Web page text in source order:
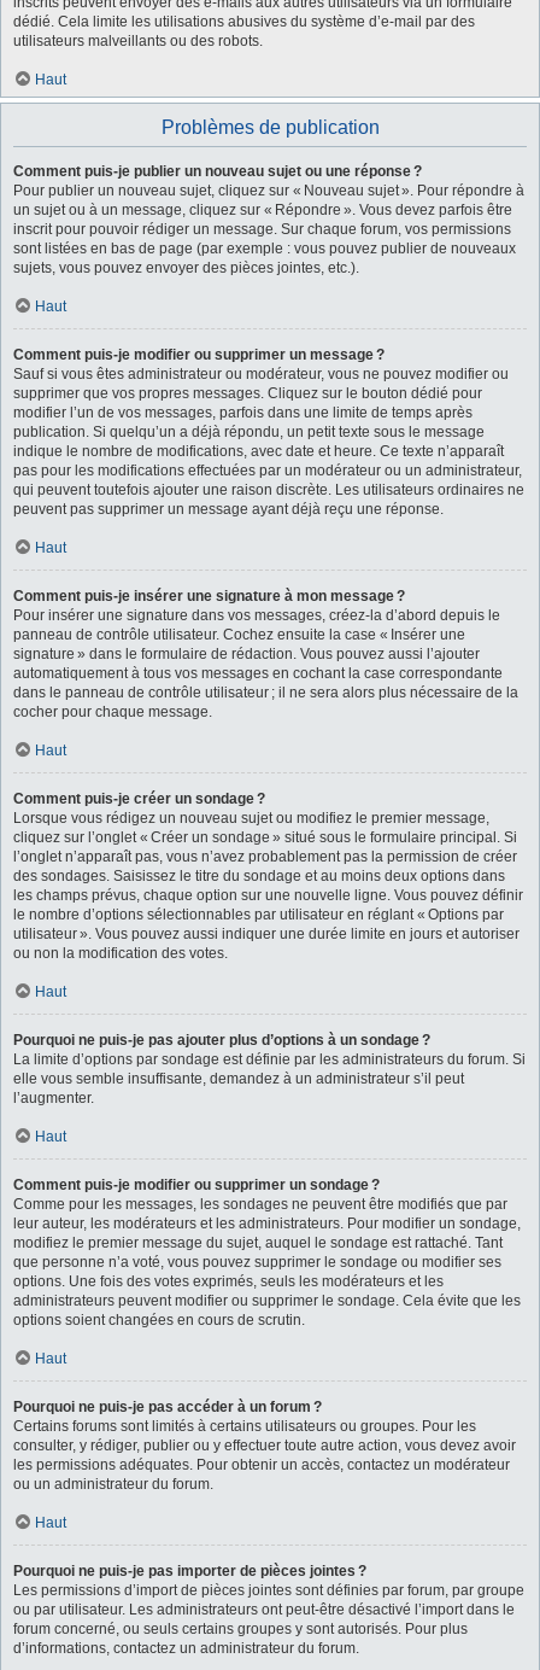
dédié. Cela limite les utilisations abusives du système d’e-mail par des
utilisateurs malveillants ou des robots.
Haut
Problèmes de publication
Comment puis-je publier un nouveau sujet ou une réponse ?
Pour publier un nouveau sujet, cliquez sur « Nouveau sujet ». Pour répondre à
un sujet ou à un message, cliquez sur « Répondre ». Vous devez parfois être
inscrit pour pouvoir rédiger un message. Sur chaque forum, vos permissions
sont listées en bas de page (par exemple : vous pouvez publier de nouveaux
sujets, vous pouvez envoyer des pièces jointes, etc.).
Haut
Comment puis-je modifier ou supprimer un message ?
Sauf si vous êtes administrateur ou modérateur, vous ne pouvez modifier ou
supprimer que vos propres messages. Cliquez sur le bouton dédié pour
modifier l’un de vos messages, parfois dans une limite de temps après
publication. Si quelqu’un a déjà répondu, un petit texte sous le message
indique le nombre de modifications, avec date et heure. Ce texte n’apparaît
pas pour les modifications effectuées par un modérateur ou un administrateur,
qui peuvent toutefois ajouter une raison discrète. Les utilisateurs ordinaires ne
peuvent pas supprimer un message ayant déjà reçu une réponse.
Haut
Comment puis-je insérer une signature à mon message ?
Pour insérer une signature dans vos messages, créez-la d’abord depuis le
panneau de contrôle utilisateur. Cochez ensuite la case « Insérer une
signature » dans le formulaire de rédaction. Vous pouvez aussi l’ajouter
automatiquement à tous vos messages en cochant la case correspondante
dans le panneau de contrôle utilisateur ; il ne sera alors plus nécessaire de la
cocher pour chaque message.
Haut
Comment puis-je créer un sondage ?
Lorsque vous rédigez un nouveau sujet ou modifiez le premier message,
cliquez sur l’onglet « Créer un sondage » situé sous le formulaire principal. Si
l’onglet n’apparaît pas, vous n’avez probablement pas la permission de créer
des sondages. Saisissez le titre du sondage et au moins deux options dans
les champs prévus, chaque option sur une nouvelle ligne. Vous pouvez définir
le nombre d’options sélectionnables par utilisateur en réglant « Options par
utilisateur ». Vous pouvez aussi indiquer une durée limite en jours et autoriser
ou non la modification des votes.
Haut
Pourquoi ne puis-je pas ajouter plus d’options à un sondage ?
La limite d’options par sondage est définie par les administrateurs du forum. Si
elle vous semble insuffisante, demandez à un administrateur s’il peut
l’augmenter.
Haut
Comment puis-je modifier ou supprimer un sondage ?
Comme pour les messages, les sondages ne peuvent être modifiés que par
leur auteur, les modérateurs et les administrateurs. Pour modifier un sondage,
modifiez le premier message du sujet, auquel le sondage est rattaché. Tant
que personne n’a voté, vous pouvez supprimer le sondage ou modifier ses
options. Une fois des votes exprimés, seuls les modérateurs et les
administrateurs peuvent modifier ou supprimer le sondage. Cela évite que les
options soient changées en cours de scrutin.
Haut
Pourquoi ne puis-je pas accéder à un forum ?
Certains forums sont limités à certains utilisateurs ou groupes. Pour les
consulter, y rédiger, publier ou y effectuer toute autre action, vous devez avoir
les permissions adéquates. Pour obtenir un accès, contactez un modérateur
ou un administrateur du forum.
Haut
Pourquoi ne puis-je pas importer de pièces jointes ?
Les permissions d’import de pièces jointes sont définies par forum, par groupe
ou par utilisateur. Les administrateurs ont peut-être désactivé l’import dans le
forum concerné, ou seuls certains groupes y sont autorisés. Pour plus
d’informations, contactez un administrateur du forum.